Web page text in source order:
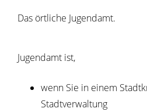
Das örtliche Jugendamt.
Jugendamt ist,
wenn Sie in einem
Stadtverwaltung